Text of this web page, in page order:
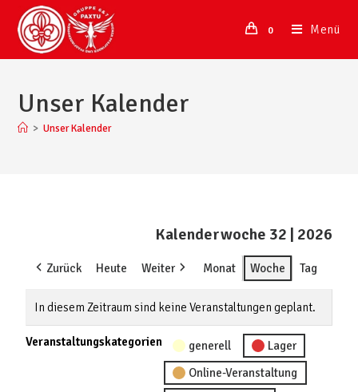
0 Menü
Unser Kalender
> Unser Kalender
Kalenderwoche 32 | 2026
Zurück Heute Weiter Monat Woche Tag
In diesem Zeitraum sind keine Veranstaltungen geplant.
Veranstaltungskategorien generell
Lager
Online-Veranstaltung